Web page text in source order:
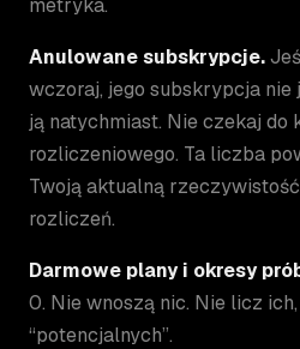
Anulowane subskrypcje.
wczoraj, jego subskrypcja nie
ją natychmiast. Nie czekaj do
rozliczeniowego. Ta liczba
Twoją aktualną
rozliczeń.
Darmowe plany i okresy
0. Nie wnoszą nic. Nie licz
“potencjalnych”.